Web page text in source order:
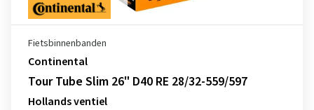
Fietsbinnenbanden
Continental
Tour Tube Slim 26" D40 RE 28/32-559/597
Hollands ventiel